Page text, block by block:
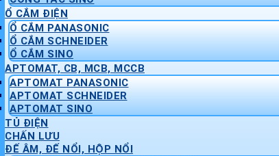
Ổ CẮM ĐIỆN
Ổ CẮM PANASONIC
Ổ CẮM SCHNEIDER
Ổ CẮM SINO
APTOMAT, CB, MCB, MCCB
APTOMAT PANASONIC
APTOMAT SCHNEIDER
APTOMAT SINO
TỦ ĐIỆN
CHẤN LƯU
ĐẾ ÂM, ĐẾ NỔI, HỘP NỔI